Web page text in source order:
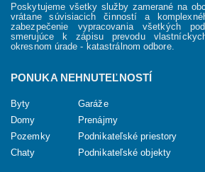
Poskytujeme všetky služby zamerané na
vrátane súvisiacich činností a
zabezpečenie vypracovania všetkých
smerujúce k zápisu prevodu
okresnom úrade - katastrálnom odbore.
PONUKA NEHNUTEĽNOSTÍ
Byty
Domy
Pozemky
Chaty
Garáže
Prenájmy
Podnikateľské priestory
Podnikateľské objekty